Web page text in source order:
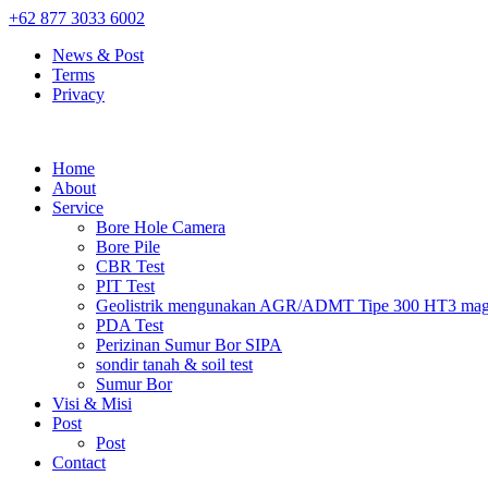
+62 877 3033 6002
News & Post
Terms
Privacy
Home
About
Service
Bore Hole Camera
Bore Pile
CBR Test
PIT Test
Geolistrik mengunakan AGR/ADMT Tipe 300 HT3
PDA Test
Perizinan Sumur Bor SIPA
sondir tanah & soil test
Sumur Bor
Visi & Misi
Post
Post
Contact